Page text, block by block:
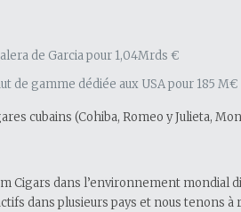
de Garcia pour 1,04Mrds €
de gamme dédiée aux USA pour 185 M€
cubains (Cohiba, Romeo y Julieta,
Cigars dans l’environnement mondial
dans plusieurs pays et nous tenons